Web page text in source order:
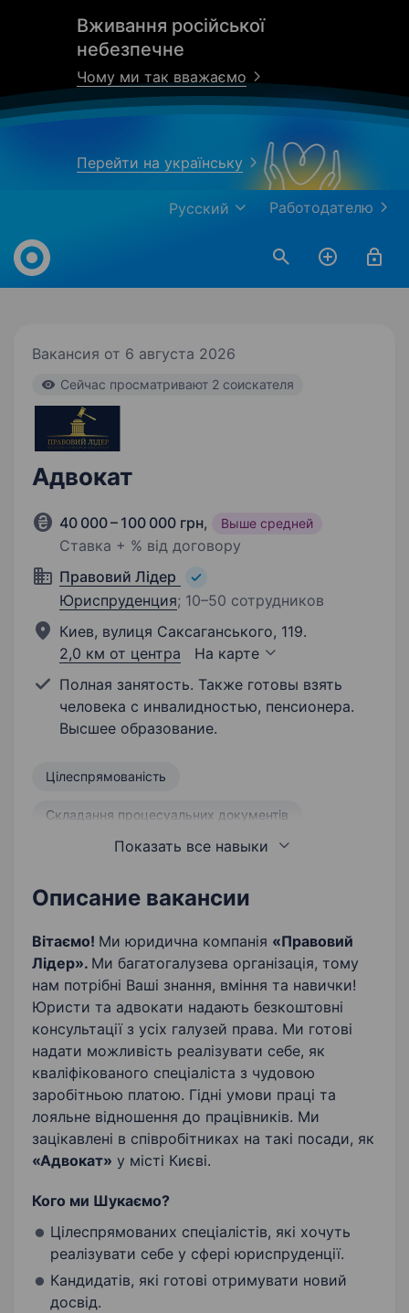
Вживання російської
небезпечне
Чому ми так вважаємо
Перейти на українську
Работодателю
Русский
Work.ua
Вакансия от 6 августа 2026
Cейчас просматривают 2 соискателя
Адвокат
40 000 – 100 000 грн, Выше средней
Ставка + % від договору
Правовий Лідер
Юриспруденция; 10–50 сотрудников
Киев, вулиця Саксаганського, 119.
2,0 км от центра
На карте
Полная занятость. Также готовы взять
человека с инвалидностью, пенсионера.
Высшее образование.
Цілеспрямованість
Складання процесуальних документів
Знання юриспруденції
Робота з великим обсягом інформації
Показать все навыки
Описание вакансии
Вітаємо! Ми юридична компанія «Правовий
Лідер». Ми багатогалузева організація, тому
нам потрібні Ваші знання, вміння та навички!
Юристи та адвокати надають безкоштовні
консультації з усіх галузей права. Ми готові
надати можливість реалізувати себе, як
кваліфікованого спеціаліста з чудовою
заробітньою платою. Гідні умови праці та
лояльне відношення до працівників. Ми
зацікавлені в співробітниках на такі посади, як
«Адвокат» у місті Києві.
Кого ми Шукаємо?
Цілеспрямованих спеціалістів, які хочуть
реалізувати себе у сфері юриспруденції.
Кандидатів, які готові отримувати новий
досвід.